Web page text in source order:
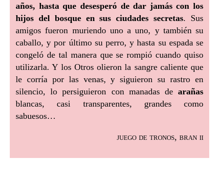
años, hasta que desesperó de dar jamás con los
hijos del bosque en sus ciudades secretas. Sus
amigos fueron muriendo uno a uno, y también su
caballo, y por último su perro, y hasta su espada se
congeló de tal manera que se rompió cuando quiso
utilizarla. Y los Otros olieron la sangre caliente que
le corría por las venas, y siguieron su rastro en
silencio, lo persiguieron con manadas de arañas
blancas, casi transparentes, grandes como
sabuesos…
juego de tronos, bran ii